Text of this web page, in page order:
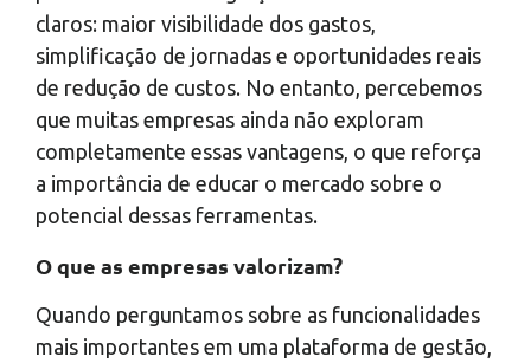
claros: maior visibilidade dos gastos,
simplificação de jornadas e oportunidades reais
de redução de custos. No entanto, percebemos
que muitas empresas ainda não exploram
completamente essas vantagens, o que reforça
a importância de educar o mercado sobre o
potencial dessas ferramentas.
O que as empresas valorizam?
Quando perguntamos sobre as funcionalidades
mais importantes em uma plataforma de gestão,